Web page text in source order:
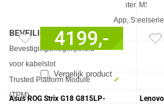
Center, MSI
App,
BEVEILIGING
Eigenschap Waarde
Bevestigingsmogelijkheid
voor kabelslot
✓︎
Trusted Platform Module
(TPM)
✓︎
Vergelijk product
4199,-
Asus ROG Strix G18 G815LP-